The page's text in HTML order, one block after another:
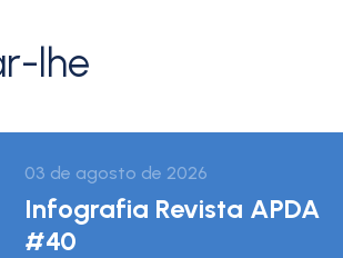
lhe
03 de agosto de 2026
Infografia Revista APDA
#40